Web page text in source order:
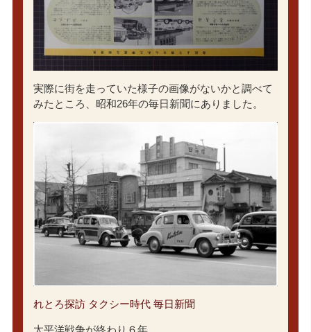
実際に街を走っていた様子の画像がないかと調べて
みたところ、昭和26年の毎日新聞にありました。
れとろ探訪 タクシー時代 毎日新聞
太平洋戦争が終わり６年。